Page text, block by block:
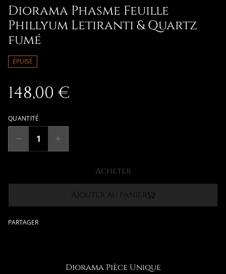
Diorama Phasme Feuille
Phillyum Letiranti & Quartz
fumé
ÉPUISÉ
148,00 €
QUANTITÉ
Acheter
Ajouter au panier
PARTAGER
Diorama Pièce Unique